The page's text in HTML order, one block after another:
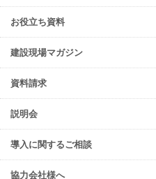
よくあるご質問
ご請求について
サポート・お問合せ
メンテナンス
障害情報
機能リリース
イベント
調整会議
お役立ち資料
建設現場マガジン
資料請求
説明会
導入に関するご相談
協力会社様へ